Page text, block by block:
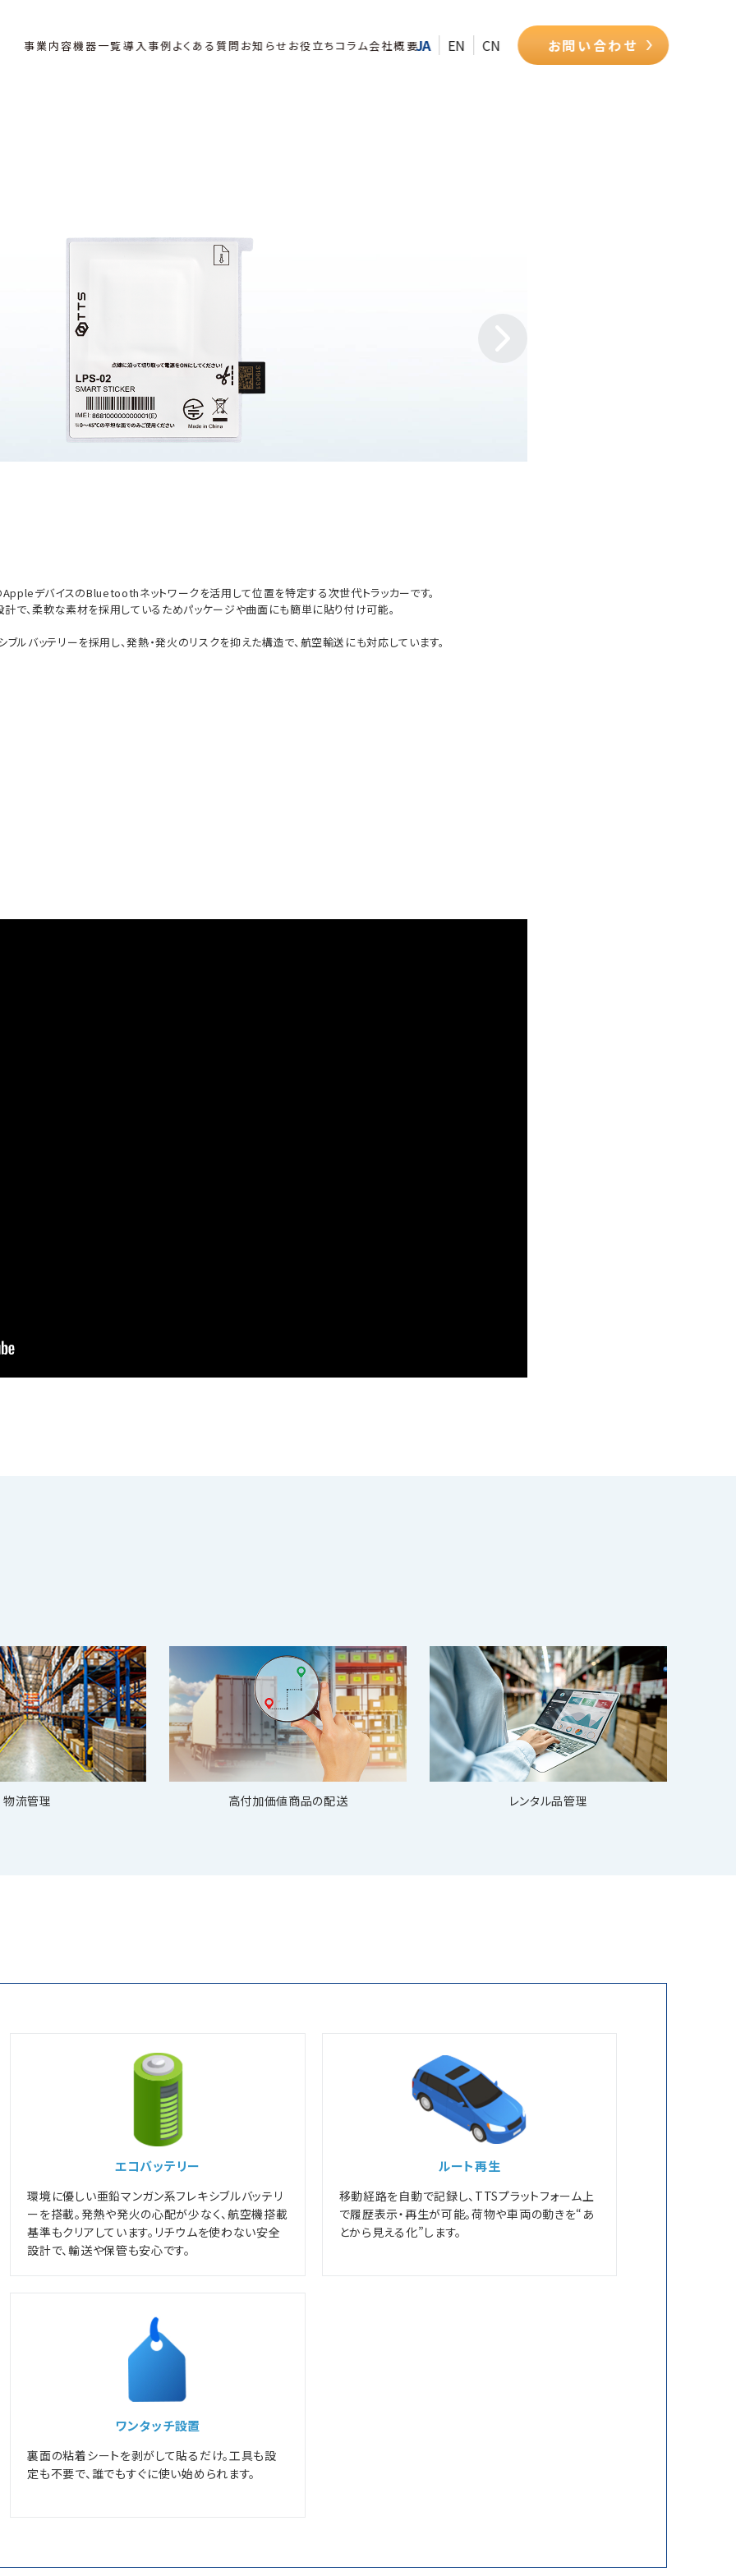
事業内容機器一覧導入事例よくある質問お知らせお役立ちコラム会社概要 お問い合わせ
CN
EN
JA
デバイスのBluetoothネットワークを活用して位置を特定する次世代トラッカーです。
で、柔軟な素材を採用しているためパッケージや曲面にも簡単に貼り付け可能。
ルバッテリーを採用し、発熱・発火のリスクを抑えた構造で、航空輸送にも対応しています。
物流管理 高付加価値商品の配送 レンタル品管理
エコバッテリー
環境に優しい亜鉛マンガン系フレキシブルバッテリ
ーを搭載。発熱や発火の心配が少なく、航空機搭載
基準もクリアしています。リチウムを使わない安全
設計で、輸送や保管も安心です。
ルート再生
移動経路を自動で記録し、TTSプラットフォーム上
で履歴表示・再生が可能。荷物や車両の動きを“あ
とから見える化”します。
ワンタッチ設置
裏面の粘着シートを剥がして貼るだけ。工具も設
定も不要で、誰でもすぐに使い始められます。